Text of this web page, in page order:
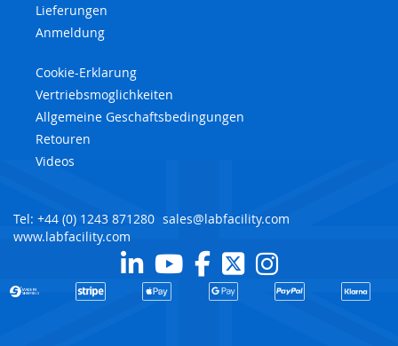
Lieferungen
Anmeldung
Cookie-Erklarung
Vertriebsmoglichkeiten
Allgemeine Geschaftsbedingungen
Retouren
Videos
Tel: +44 (0) 1243 871280 sales@labfacility.com
www.labfacility.com